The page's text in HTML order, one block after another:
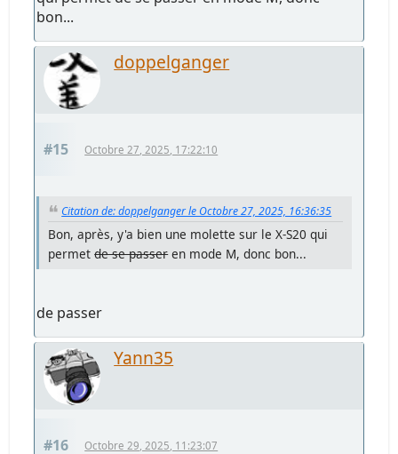
bon...
doppelganger
#15 Octobre 27, 2025, 17:22:10
Citation de: doppelganger le Octobre 27, 2025, 16:36:35
Bon, après, y'a bien une molette sur le X-S20 qui
permetde se passeren mode M, donc bon...
de passer
Yann35
#16 Octobre 29, 2025, 11:23:07